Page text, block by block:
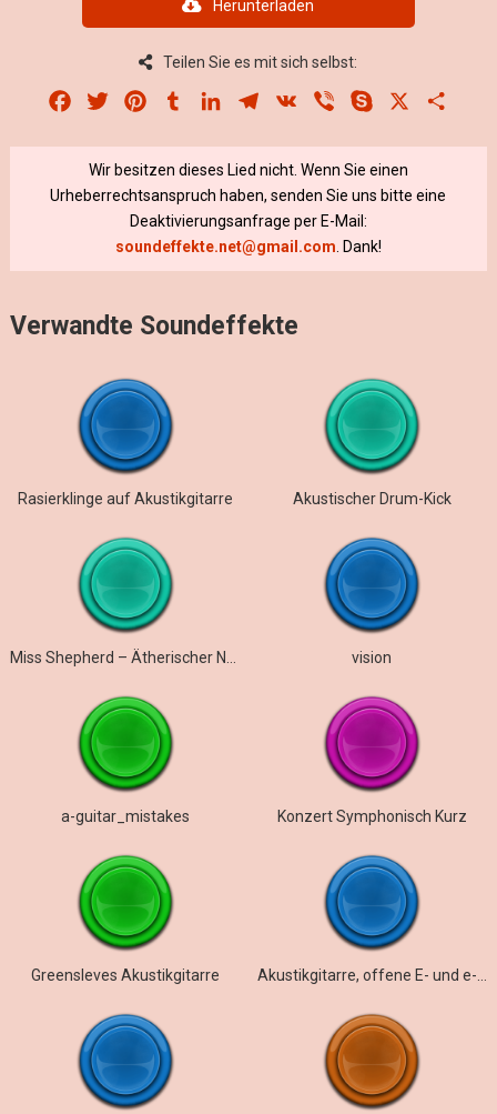
Herunterladen
Teilen Sie es mit sich selbst:
Facebook
Twitter PinterestTumblrLinkedInTelegram
VK Viber Skype
Wir besitzen dieses Lied nicht. Wenn Sie einen
Urheberrechtsanspruch haben, senden Sie uns bitte eine
Deaktivierungsanfrage per E-Mail:
soundeffekte.net@gmail.com . Dank!
Verwandte Soundeffekte
Rasierklinge auf Akustikgitarre Akustischer Drum-Kick
vision
a-guitar_mistakes Konzert Symphonisch Kurz
Greensleves Akustikgitarre